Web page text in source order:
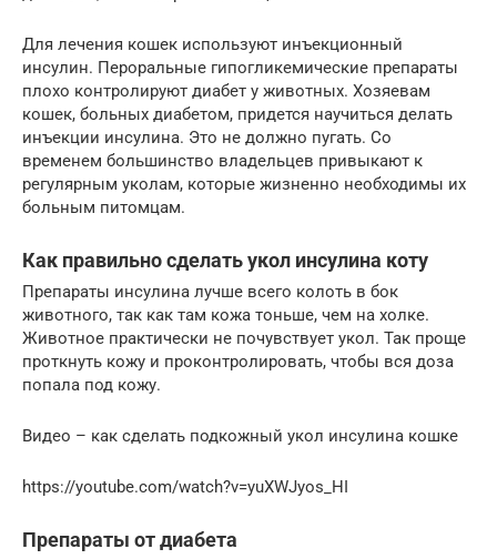
Для лечения кошек используют инъекционный
инсулин. Пероральные гипогликемические препараты
плохо контролируют диабет у животных. Хозяевам
кошек, больных диабетом, придется научиться делать
инъекции инсулина. Это не должно пугать. Со
временем большинство владельцев привыкают к
регулярным уколам, которые жизненно необходимы их
больным питомцам.
Как правильно сделать укол инсулина коту
Препараты инсулина лучше всего колоть в бок
животного, так как там кожа тоньше, чем на холке.
Животное практически не почувствует укол. Так проще
проткнуть кожу и проконтролировать, чтобы вся доза
попала под кожу.
Видео – как сделать подкожный укол инсулина кошке
https://youtube.com/watch?v=yuXWJyos_HI
Препараты от диабета